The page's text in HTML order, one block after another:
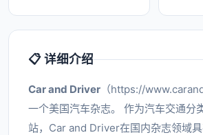
📋 详细介绍
Car and Driver （https://
一个美国汽车杂志。 作为汽车交通分
站，Car and Driver在国内杂志领域具